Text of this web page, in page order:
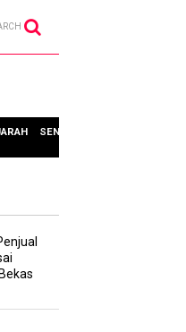
SENI & BUDAYA